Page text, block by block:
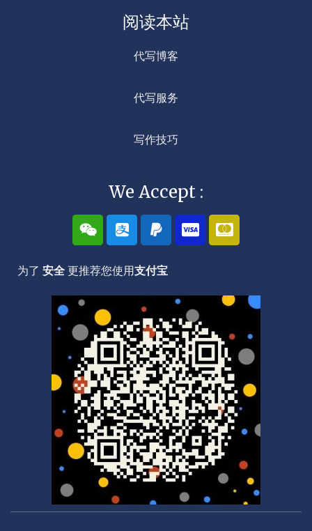
阅读本站
代写博客
代写服务
写作技巧
We Accept :
W
e
i
x
n
A
l
i
p
a
y
P
a
y
p
l
C
c
-
s
a
C
c
-
s
t
e
r
c
a
r
d
为了 安全 更推荐您使用支付宝